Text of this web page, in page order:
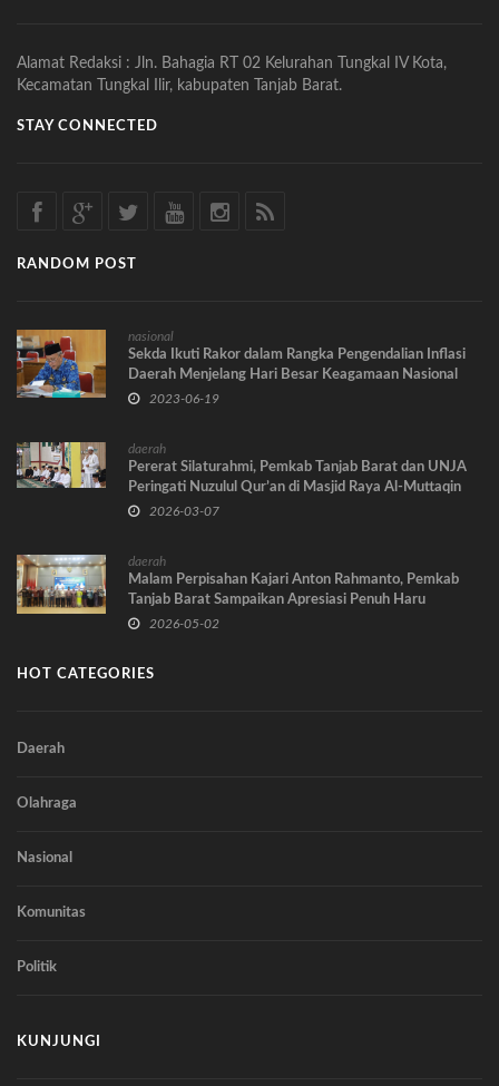
Alamat Redaksi : Jln. Bahagia RT 02 Kelurahan Tungkal IV Kota,
Kecamatan Tungkal Ilir, kabupaten Tanjab Barat.
STAY CONNECTED
RANDOM POST
nasional
Sekda Ikuti Rakor dalam Rangka Pengendalian Inflasi
Daerah Menjelang Hari Besar Keagamaan Nasional
2023-06-19
daerah
Pererat Silaturahmi, Pemkab Tanjab Barat dan UNJA
Peringati Nuzulul Qur’an di Masjid Raya Al-Muttaqin
2026-03-07
daerah
Malam Perpisahan Kajari Anton Rahmanto, Pemkab
Tanjab Barat Sampaikan Apresiasi Penuh Haru
2026-05-02
HOT CATEGORIES
Daerah
Olahraga
Nasional
Komunitas
Politik
KUNJUNGI